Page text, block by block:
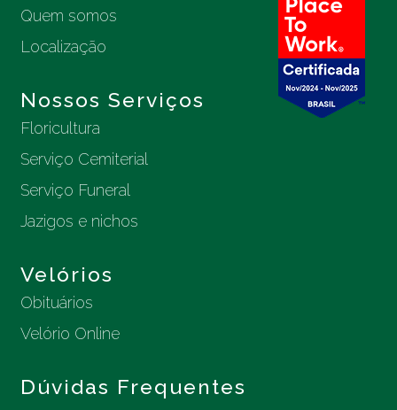
Quem somos
Localização
Nossos Serviços
Floricultura
Serviço Cemiterial
Serviço Funeral
Jazigos e nichos
Velórios
Obituários
Velório Online
Dúvidas Frequentes